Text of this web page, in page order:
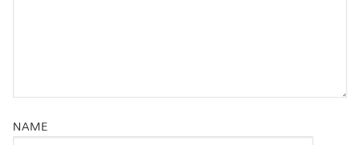
NAME